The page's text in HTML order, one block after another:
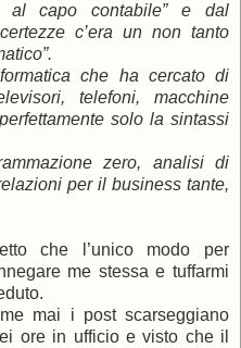
al capo contabile” e dal
c’era un non tanto
che ha cercato di
telefoni, macchine
solo la sintassi
zero, analisi di
per il business tante,
che l’unico modo per
me stessa e tuffarmi
mai i post scarseggiano
ore in ufficio e visto che il